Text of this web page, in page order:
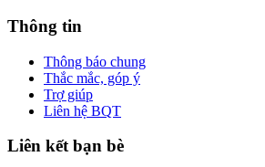
Thông tin
Thông báo chung
Thắc mắc, góp ý
Trợ giúp
Liên hệ BQT
Liên kết bạn bè